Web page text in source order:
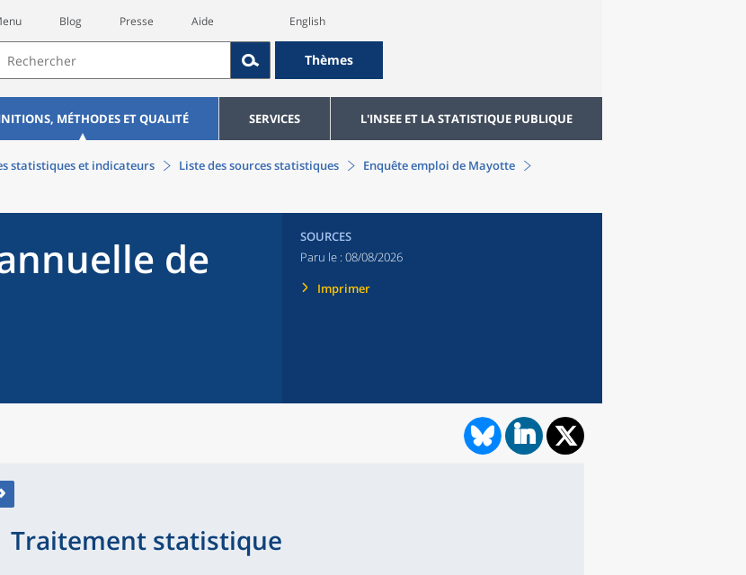
Blog Presse Aide English
Thèmes
MÉTHODES ET QUALITÉ SERVICES L'INSEE ET LA STATISTIQUE PUBLIQUE
statistiques et indicateurs Liste des sources statistiques Enquête emploi de Mayotte
de
SOURCES
Paru le : 08/08/2026
Imprimer
Traitement statistique